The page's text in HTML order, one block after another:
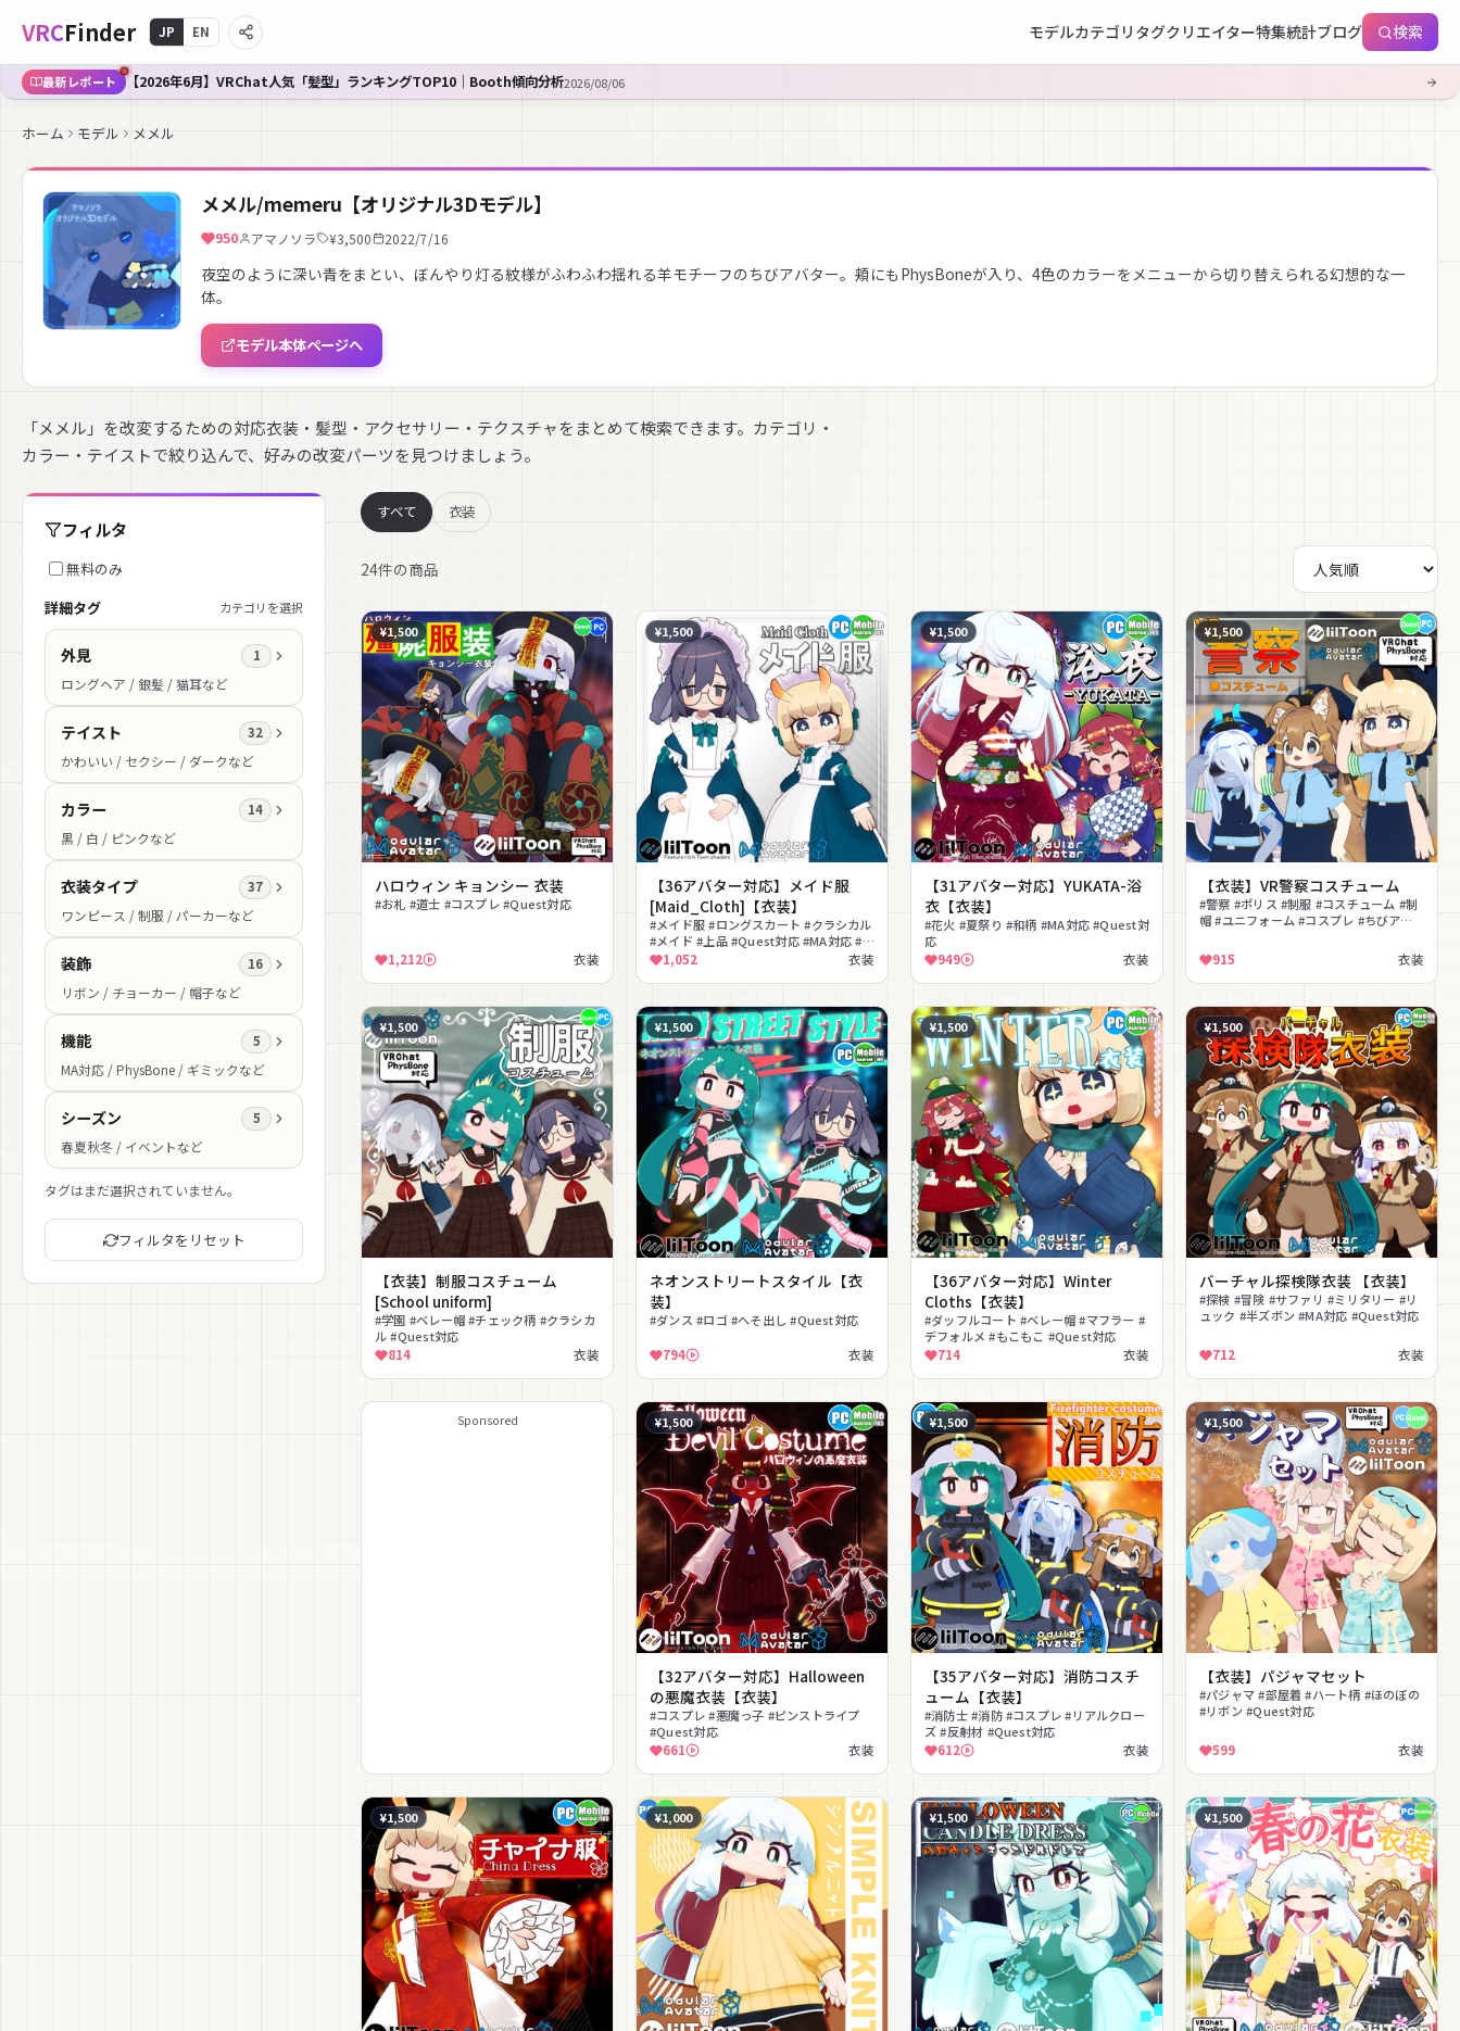
VRCFinder JP EN モデルカテゴリ タグクリエイター特集統計ブログ 検索
最新レポート 【2026年6月】VRChat人気「髪型」ランキングTOP10｜Booth傾向分析2026/08/06
ホーム モデル メメル
メメル/memeru【オリジナル3Dモデル】
950 アマノソラ ¥3,500 2022/7/16
夜空のように深い青をまとい、ぼんやり灯る紋様がふわふわ揺れる羊モチーフのちびアバター。頬にもPhysBoneが入り、4色のカラーをメニューから切り替えられる幻想的な一
体。
モデル本体ページへ
「メメル」を改変するための対応衣装・髪型・アクセサリー・テクスチャをまとめて検索できます。カテゴリ・
カラー・テイストで絞り込んで、好みの改変パーツを見つけましょう。
フィルタ
無料のみ
詳細タグ
カテゴリを選択
外見 1
ロングヘア / 銀髪 / 猫耳など
テイスト 32
かわいい / セクシー / ダークなど
カラー 14
黒 / 白 / ピンクなど
衣装タイプ 37
ワンピース / 制服 / パーカーなど
装飾 16
リボン / チョーカー / 帽子など
機能 5
MA対応 / PhysBone / ギミックなど
シーズン 5
春夏秋冬 / イベントなど
タグはまだ選択されていません。
フィルタをリセット
すべて 衣装
24件の商品
¥1,500
ハロウィン キョンシー 衣装
#お札 #道士 #コスプレ #Quest対応
1,212 衣装
¥1,500
【36アバター対応】メイド服
[Maid_Cloth]【衣装】
#メイド服 #ロングスカート #クラシカル
#メイド #上品 #Quest対応 #MA対応 #ヘ
ッドドレス #清楚
1,052 衣装
¥1,500
【31アバター対応】YUKATA-浴
衣【衣装】
#花火 #夏祭り #和柄 #MA対応 #Quest対
応
949
衣装
¥1,500
【衣装】VR警察コスチューム
#警察 #ポリス #制服 #コスチューム #制
帽 #ユニフォーム #コスプレ #ちびアバ
915
衣装
¥1,500
【衣装】制服コスチューム
[School uniform]
#学園 #ベレー帽 #チェック柄 #クラシカ
ル #Quest対応
814
衣装
¥1,500
ネオンストリートスタイル【衣
装】
#ダンス #ロゴ #へそ出し #Quest対応
794
衣装
¥1,500
【36アバター対応】Winter
Cloths【衣装】
#ダッフルコート #ベレー帽 #マフラー #
デフォルメ #もこもこ #Quest対応
714
衣装
¥1,500
バーチャル探検隊衣装 【衣装】
#探検 #冒険 #サファリ #ミリタリー #リ
ュック #半ズボン #MA対応 #Quest対応
712 衣装
Sponsored ¥1,500
【32アバター対応】Halloween
の悪魔衣装【衣装】
#コスプレ #悪魔っ子 #ピンストライプ
#Quest対応
661
衣装
¥1,500
【35アバター対応】消防コスチ
ューム【衣装】
#消防士 #消防 #コスプレ #リアルクロー
ズ #反射材 #Quest対応
612
衣装
¥1,500
【衣装】パジャマセット
#パジャマ #部屋着 #ハート柄 #ほのぼの
#リボン #Quest対応
599 衣装
¥1,500 ¥1,000 ¥1,500 ¥1,500